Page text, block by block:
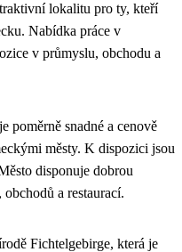
lokalitu pro ty, kteří
Nabídka práce v
v průmyslu, obchodu a
poměrně snadné a cenově
městy. K dispozici jsou
disponuje dobrou
a restaurací.
Fichtelgebirge, která je